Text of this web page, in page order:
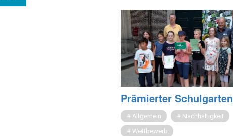
Prä­mier­ter Schul­gar­ten
Allgemein
Nachhaltigkeit
Wettbewerb